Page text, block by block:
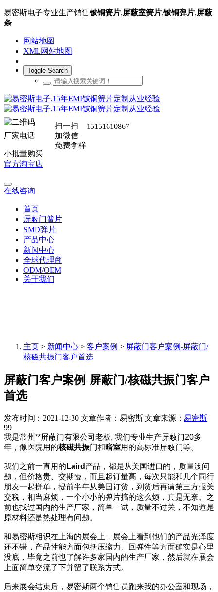
易密斯电子专业生产销售铍铜簧片,屏蔽室簧片,铍铜弹片,屏蔽
条
网站地图
XML网站地图
Toggle Search
扫一扫
加微信
免费拿样
15151610867
厂家电话
小批量购买
官方淘宝店
在线咨询
首页
屏蔽门簧片
SMD弹片
产品中心
新闻中心
全球代理商
ODM/OEM
关于我们
主页 > 新闻中心 > 客户案例 > 屏蔽门客户案例-屏蔽门/
核磁共振门客户首选
屏蔽门客户案例-屏蔽门/核磁共振门客户
首选
发布时间：2021-12-30 文章作者：易密斯 文章来源： 易密斯
99
我是常州**屏蔽门有限公司老板, 我们专业生产屏蔽门20多
年，像医院用的核磁共振门和暗室用的高标准屏蔽门等。
我们之前一直用的 Laird 产品，都是从美国进口的，质量没问
题，但价格贵、交期慢，而且起订量高，每次只能和几个同行
朋友一起拼单，提前半年从美国订货，到货后再请第三方报关
交税，相当麻烦，一个小小的弹片搞的这么烦，真是无奈。之
前也找过国内的生产厂家，简单一试，质量不过关，不知道是
原材料还是热处理有问题。
和易密斯相识在上海的展会上，展会上看到他们的产品光泽度
还不错，产品性能方面包括压缩力、回弹性等方面确实是心里
没底，毕竟之前也了解许多家国内的生产厂家，然后就在展会
上面简单交流了下并留了联系方式。
后来展会结束后，易密斯两个销售员跑来我的办公室和现场，